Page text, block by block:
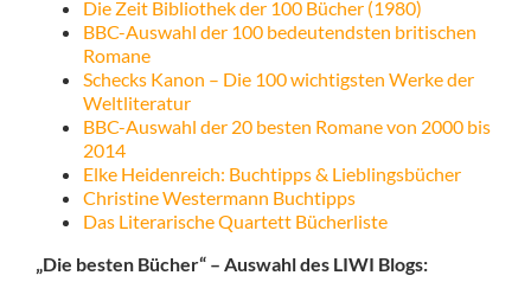
Die Zeit Bibliothek der 100 Bücher (1980)
BBC-Auswahl der 100 bedeutendsten britischen
Romane
Schecks Kanon – Die 100 wichtigsten Werke der
Weltliteratur
BBC-Auswahl der 20 besten Romane von 2000 bis
2014
Elke Heidenreich: Buchtipps & Lieblingsbücher
Christine Westermann Buchtipps
Das Literarische Quartett Bücherliste
„Die besten Bücher“ – Auswahl des LIWI Blogs: